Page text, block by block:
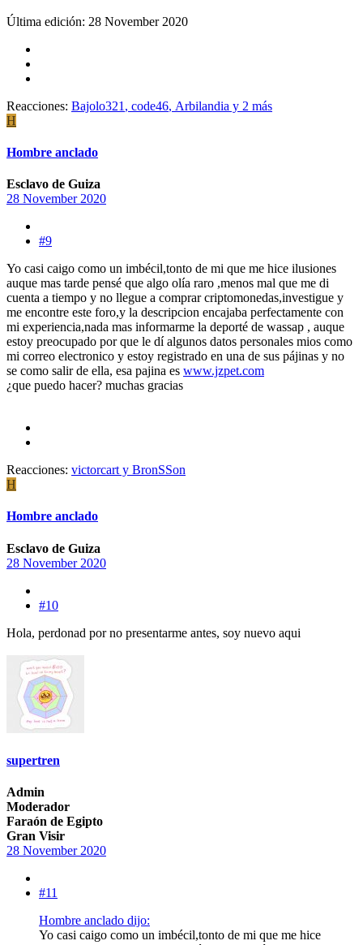
Última edición: 28 November 2020
Reacciones: Bajolo321 , code46, Arbilandia y 2 más
H
Hombre anclado
Esclavo de Guiza
28 November 2020
#9
Yo casi caigo como un imbécil,tonto de mi que me hice ilusiones
auque mas tarde pensé que algo olía raro ,menos mal que me di
cuenta a tiempo y no llegue a comprar criptomonedas,investigue y
me encontre este foro,y la descripcion encajaba perfectamente con
mi experiencia,nada mas informarme la deporté de wassap , auque
estoy preocupado por que le dí algunos datos personales mios como
mi correo electronico y estoy registrado en una de sus pájinas y no
se como salir de ella, esa pajina es www.jzpet.com
¿que puedo hacer? muchas gracias
Reacciones: victorcart y BronSSon
H
Hombre anclado
Esclavo de Guiza
28 November 2020
#10
Hola, perdonad por no presentarme antes, soy nuevo aqui
supertren
Admin
Moderador
Faraón de Egipto
Gran Visir
28 November 2020
#11
Hombre anclado dijo:
Yo casi caigo como un imbécil,tonto de mi que me hice